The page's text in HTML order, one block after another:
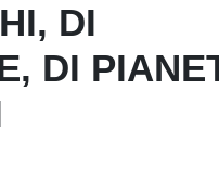
DI
DI